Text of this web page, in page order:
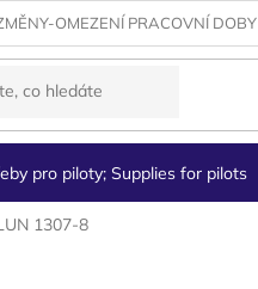
OMEZENÍ PRACOVNÍ DOBY
pro piloty; Supplies for pilots
1307-8